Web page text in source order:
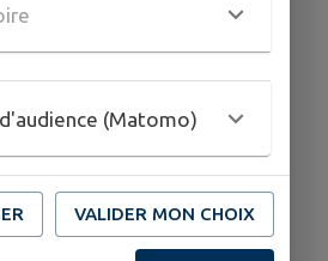
Loire
(Matomo)
VALIDER MON CHOIX